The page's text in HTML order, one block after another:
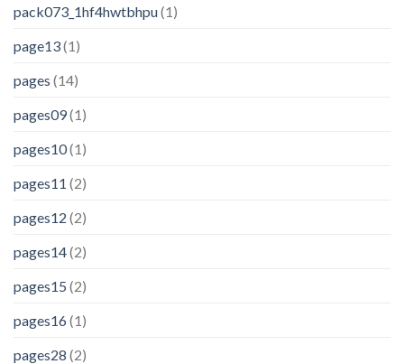
pack073_1hf4hwtbhpu(1)
page13(1)
pages (14)
pages09(1)
pages10(1)
pages11 (2)
pages12 (2)
pages14(2)
pages15 (2)
pages16(1)
pages28 (2)